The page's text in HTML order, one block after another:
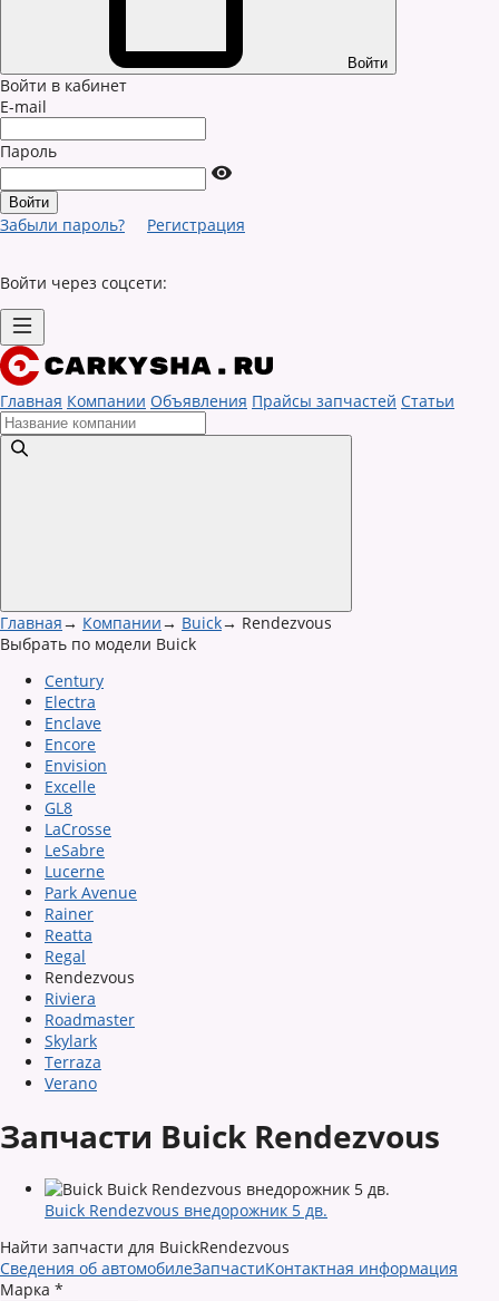
Войти
Войти в кабинет
E-mail
Пароль
Забыли пароль? Регистрация
Войти через соцсети:
Главная Компании Объявления Прайсы запчастей Статьи
Главная→ Компании→ Buick→ Rendezvous
Выбрать по модели Buick
Century
Electra
Enclave
Encore
Envision
Excelle
GL8
LaCrosse
LeSabre
Lucerne
Park Avenue
Rainer
Reatta
Regal
Rendezvous
Riviera
Roadmaster
Skylark
Terraza
Verano
Запчасти Buick Rendezvous
Buick Rendezvous внедорожник 5 дв.
Найти запчасти для BuickRendezvous
Сведения об автомобилеЗапчастиКонтактная информация
Марка *